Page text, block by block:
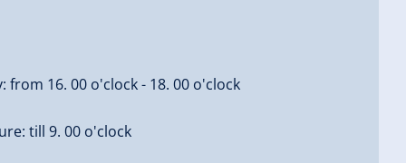
from 16. 00 o'clock - 18. 00 o'clock
till 9. 00 o'clock